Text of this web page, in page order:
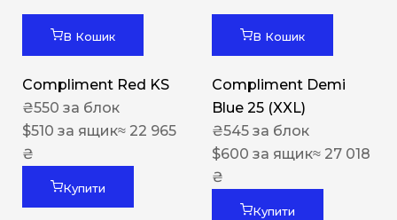
В Кошик
Compliment Red KS
₴550 за блок
$510 за ящик≈ 22 965
₴
Купити
В Кошик
Compliment Demi
Blue 25 (XXL)
₴545 за блок
$600 за ящик≈ 27 018
₴
Купити